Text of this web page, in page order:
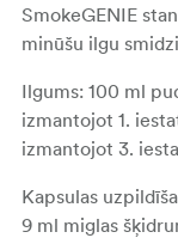
SmokeGENIE
minūšu ilgu
Ilgums: 100 ml
izmantojot 1.
izmantojot 3.
Kapsulas
9 ml miglas